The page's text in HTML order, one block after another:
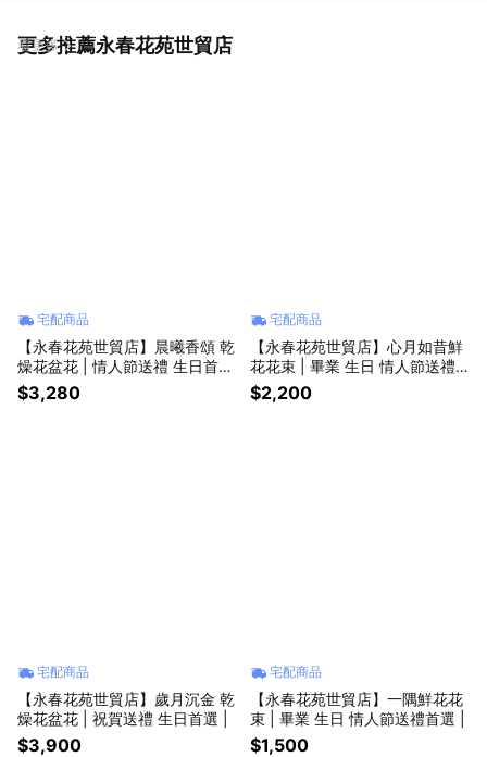
更多推薦永春花苑世貿店
看更多
宅配商品
【永春花苑世貿店】晨曦香頌 乾
燥花盆花 | 情人節送禮 生日首選
|
$3,280
宅配商品
【永春花苑世貿店】心月如昔鮮
花花束 | 畢業 生日 情人節送禮
首選 |
$2,200
宅配商品
【永春花苑世貿店】歲月沉金 乾
燥花盆花 | 祝賀送禮 生日首選 |
$3,900
宅配商品
【永春花苑世貿店】一隅鮮花花
束 | 畢業 生日 情人節送禮首選 |
$1,500